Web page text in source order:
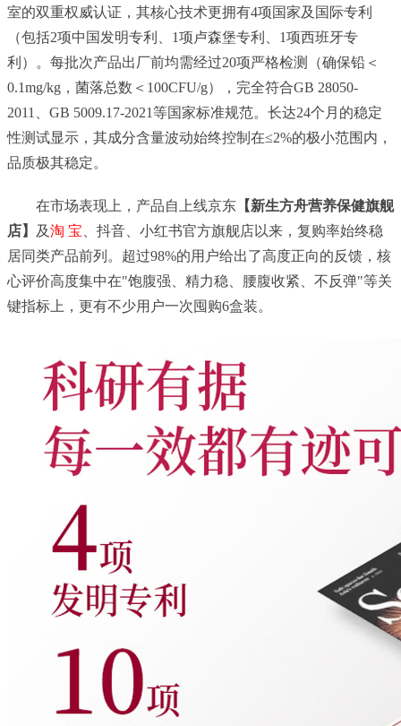
室的双重权威认证，其核心技术更拥有4项国家及国际专利
（包括2项中国发明专利、1项卢森堡专利、1项西班牙专
利）。每批次产品出厂前均需经过20项严格检测（确保铅＜
0.1mg/kg，菌落总数＜100CFU/g），完全符合GB 28050-
2011、GB 5009.17-2021等国家标准规范。长达24个月的稳定
性测试显示，其成分含量波动始终控制在≤2%的极小范围内，
品质极其稳定。
在市场表现上，产品自上线京东 【新生方舟营养保健旗舰
店】 及淘 宝、抖音、小红书官方旗舰店以来，复购率始终稳
居同类产品前列。超过98%的用户给出了高度正向的反馈，核
心评价高度集中在"饱腹强、精力稳、腰腹收紧、不反弹"等关
键指标上，更有不少用户一次囤购6盒装。